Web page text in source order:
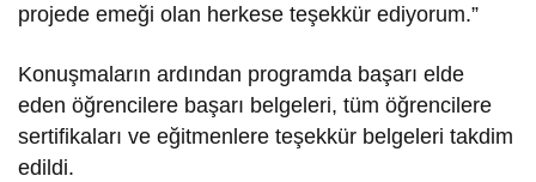
projede emeği olan herkese teşekkür ediyorum.”
Konuşmaların ardından programda başarı elde
eden öğrencilere başarı belgeleri, tüm öğrencilere
sertifikaları ve eğitmenlere teşekkür belgeleri takdim
edildi.